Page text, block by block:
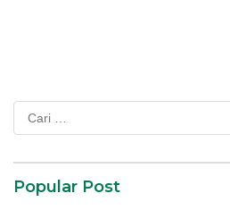
Cari
untuk:
Popular Post